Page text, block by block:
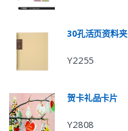
30孔活页资料夹
Y2255
贺卡礼品卡片
Y2808